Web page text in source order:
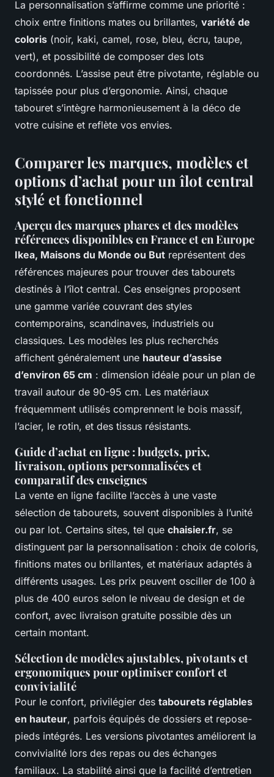
La personnalisation s’affirme comme une priorité :
choix entre finitions mates ou brillantes, variété de
coloris (noir, kaki, camel, rose, bleu, écru, taupe,
vert), et possibilité de composer des lots
coordonnés. L’assise peut être pivotante, réglable ou
tapissée pour plus d’ergonomie. Ainsi, chaque
tabouret s’intègre harmonieusement à la déco de
votre cuisine et reflète vos envies.
Comparer les marques, modèles et
options d’achat pour un îlot central
stylé et fonctionnel
Aperçu des marques phares et des modèles
références disponibles en France et en Europe
Ikea, Maisons du Monde ou But représentent des
références majeures pour trouver des tabourets
destinés à l’îlot central. Ces enseignes proposent
une gamme variée couvrant des styles
contemporains, scandinaves, industriels ou
classiques. Les modèles les plus recherchés
affichent généralement une hauteur d’assise
d’environ 65 cm : dimension idéale pour un plan de
travail autour de 90-95 cm. Les matériaux
fréquemment utilisés comprennent le bois massif,
l’acier, le rotin, et des tissus résistants.
Guide d’achat en ligne : budgets, prix,
livraison, options personnalisées et
comparatif des enseignes
La vente en ligne facilite l’accès à une vaste
sélection de tabourets, souvent disponibles à l’unité
ou par lot. Certains sites, tel que chaisier.fr, se
distinguent par la personnalisation : choix de coloris,
finitions mates ou brillantes, et matériaux adaptés à
différents usages. Les prix peuvent osciller de 100 à
plus de 400 euros selon le niveau de design et de
confort, avec livraison gratuite possible dès un
certain montant.
Sélection de modèles ajustables, pivotants et
ergonomiques pour optimiser confort et
convivialité
Pour le confort, privilégier des tabourets réglables
en hauteur, parfois équipés de dossiers et repose-
pieds intégrés. Les versions pivotantes améliorent la
convivialité lors des repas ou des échanges
familiaux. La stabilité ainsi que la facilité d’entretien